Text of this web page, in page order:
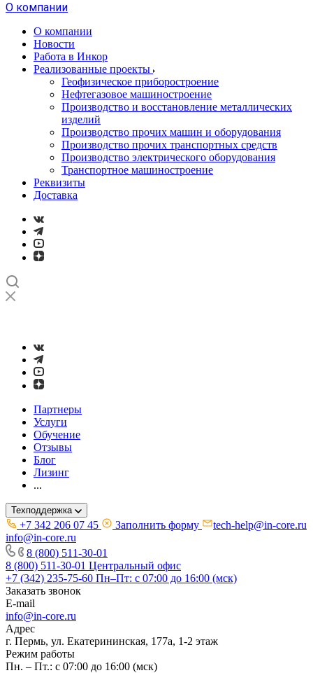
О компании
О компании
Новости
Работа в Инкор
Реализованные проекты
Геофизическое приборостроение
Нефтегазовое машиностроение
Производство и восстановление металлических
изделий
Производство прочих машин и оборудования
Производство прочих транспортных средств
Производство электрического оборудования
Транспортное машиностроение
Реквизиты
Доставка
Партнеры
Услуги
Обучение
Отзывы
Блог
Лизинг
...
Техподдержка
+7 342 206 07 45 Заполнить форму
tech-help@in-core.ru
info@in-core.ru
8 (800) 511-30-01
8 (800) 511-30-01 Центральный офис
+7 (342) 235-75-60 Пн–Пт: с 07:00 до 16:00 (мск)
Заказать звонок
E-mail
info@in-core.ru
Адрес
г. Пермь, ул. ​Екатерининская, 177а, ​1-2 этаж
Режим работы
Пн. – Пт.: с 07:00 до 16:00 (мск)